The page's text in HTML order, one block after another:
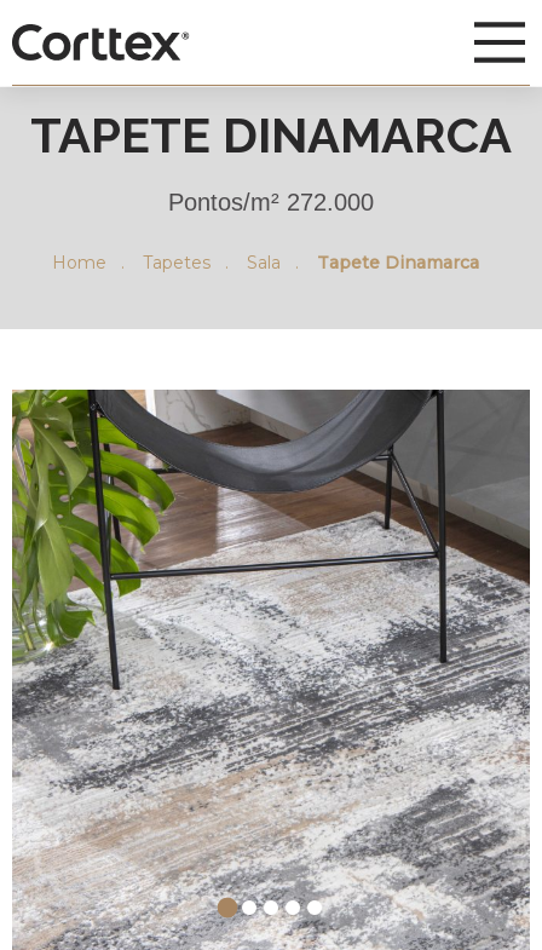
TAPETE DINAMARCA
Pontos/m² 272.000
Home . Tapetes . Sala . Tapete Dinamarca